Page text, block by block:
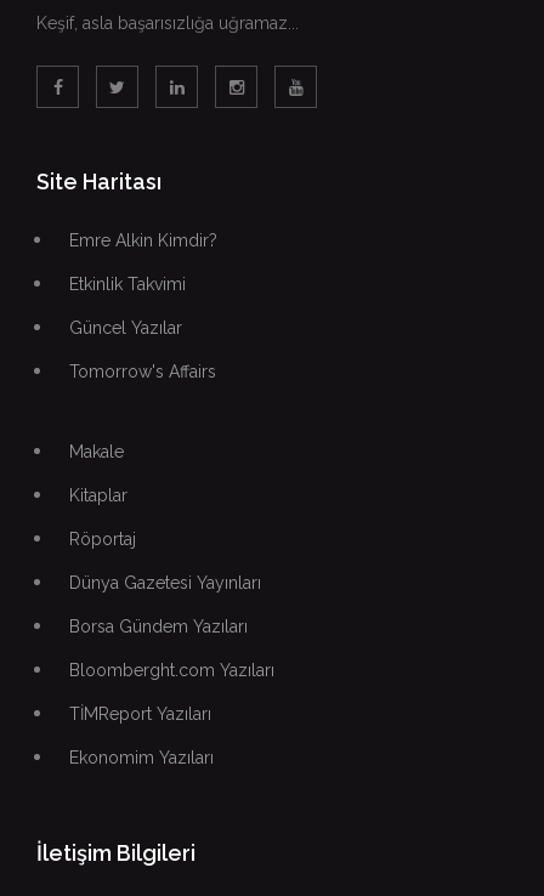
Keşif, asla başarısızlığa uğramaz...
Site Haritası
Emre Alkin Kimdir?
Etkinlik Takvimi
Güncel Yazılar
Tomorrow's Affairs
Makale
Kitaplar
Röportaj
Dünya Gazetesi Yayınları
Borsa Gündem Yazıları
Bloomberght.com Yazıları
TİMReport Yazıları
Ekonomim Yazıları
İletişim Bilgileri